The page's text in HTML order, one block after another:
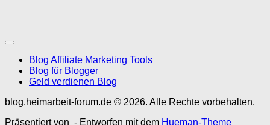
Blog Affiliate Marketing Tools
Blog für Blogger
Geld verdienen Blog
blog.heimarbeit-forum.de © 2026. Alle Rechte vorbehalten.
Präsentiert von - Entworfen mit dem Hueman-Theme